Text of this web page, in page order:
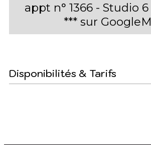
appt n° 1366 - Studio
*** sur
Disponibilités & Tarifs